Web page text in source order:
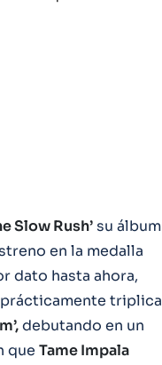
Slow Rush’su álbum
en la medalla
dato hasta ahora,
triplica
debutando en un
que Tame Impala